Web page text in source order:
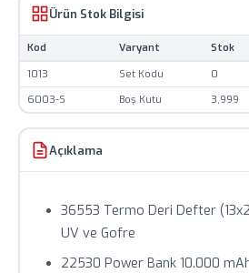
gösterebilir.
Fiyatlar KDV hariç olup, güncel
değişiklik gösterebilir.
Baskılı ürünlerde minimum
uygulanmaktadır.
Stok durumu anlık olarak
geçin.
Ürün Stok Bilgisi
Kod Varyant Stok
1013
Set Kodu 0
6003-S
Boş Kutu 3,999
Açıklama
36553 Termo Deri Defter
UV ve Gofre
22530 Power Bank 10.000